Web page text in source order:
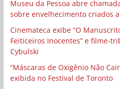
Museu da Pessoa abre
sobre envelhecimento criados
Cinemateca exibe “O
Feiticeiros Inocentes” e filme-
Cybulski
“Máscaras de Oxigênio Não
exibida no Festival de Toronto